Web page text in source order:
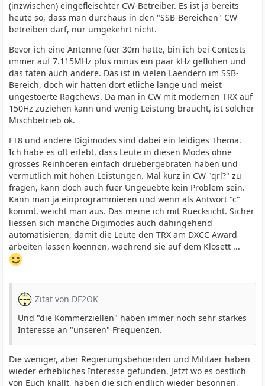
(inzwischen) eingefleischter CW-Betreiber. Es ist ja bereits
heute so, dass man durchaus in den "SSB-Bereichen" CW
betreiben darf, nur umgekehrt nicht.
Bevor ich eine Antenne fuer 30m hatte, bin ich bei Contests
immer auf 7.115MHz plus minus ein paar kHz geflohen und
das taten auch andere. Das ist in vielen Laendern im SSB-
Bereich, doch wir hatten dort etliche lange und meist
ungestoerte Ragchews. Da man in CW mit modernen TRX auf
150Hz zuziehen kann und wenig Leistung braucht, ist solcher
Mischbetrieb ok.
FT8 und andere Digimodes sind dabei ein leidiges Thema.
Ich habe es oft erlebt, dass Leute in diesen Modes ohne
grosses Reinhoeren einfach druebergebraten haben und
vermutlich mit hohen Leistungen. Mal kurz in CW "qrl?" zu
fragen, kann doch auch fuer Ungeuebte kein Problem sein.
Kann man ja einprogrammieren und wenn als Antwort "c"
kommt, weicht man aus. Das meine ich mit Ruecksicht. Sicher
liessen sich manche Digimodes auch dahingehend
automatisieren, damit die Leute den TRX am DXCC Award
arbeiten lassen koennen, waehrend sie auf dem Klosett ...
Zitat von DF2OK
Und "die Kommerziellen" haben immer noch sehr starkes
Interesse an "unseren" Frequenzen.
Die weniger, aber Regierungsbehoerden und Militaer haben
wieder erhebliches Interesse gefunden. Jetzt wo es oestlich
von Euch knallt, haben die sich endlich wieder besonnen,